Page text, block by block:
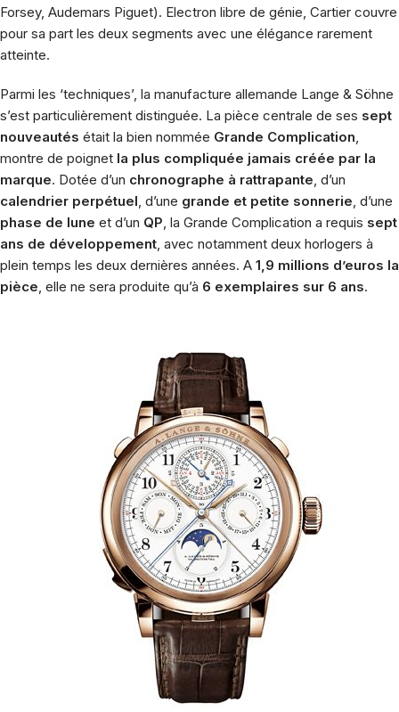
Forsey, Audemars Piguet). Electron libre de génie, Cartier couvre
pour sa part les deux segments avec une élégance rarement
atteinte.
Parmi les ‘techniques’, la manufacture allemande Lange & Söhne
s’est particulièrement distinguée. La pièce centrale de ses sept
nouveautés était la bien nommée Grande Complication
montre de poignet la plus compliquée jamais créée par la
marque. Dotée d’un chronographe à rattrapante , d’un
calendrier perpétuel , d’une grande et petite sonnerie , d’une
phase de lune et d’un QP , la Grande Complication a requis sept
ans de développement , avec notamment deux horlogers à
plein temps les deux dernières années. A 1,9 millions d’euros la
pièce , elle ne sera produite qu’à 6 exemplaires sur 6 ans.